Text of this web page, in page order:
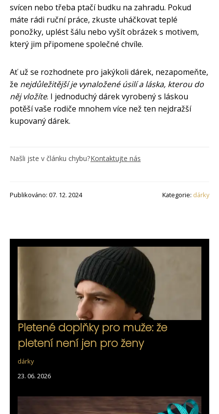
svícen nebo třeba ptačí budku na zahradu. Pokud
máte rádi ruční práce, zkuste uháčkovat teplé
ponožky, uplést šálu nebo vyšít obrázek s motivem,
který jim připomene společné chvíle.
Ať už se rozhodnete pro jakýkoli dárek, nezapomeňte,
že nejdůležitější je vynaložené úsilí a láska, kterou do
něj vložíte. I jednoduchý dárek vyrobený s láskou
potěší vaše rodiče mnohem více než ten nejdražší
kupovaný dárek.
Našli jste v článku chybu?Kontaktujte nás
Publikováno: 07. 12. 2024 Kategorie: dárky
Pletené doplňky pro muže: že
pletení není jen pro ženy
dárky
23. 06. 2026